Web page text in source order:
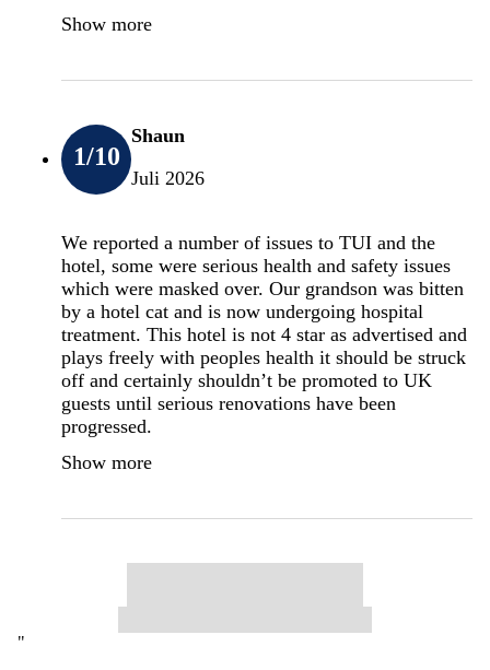
Show more
1/10
Shaun
Juli 2026
We reported a number of issues to TUI and the
hotel, some were serious health and safety issues
which were masked over. Our grandson was bitten
by a hotel cat and is now undergoing hospital
treatment. This hotel is not 4 star as advertised and
plays freely with peoples health it should be struck
off and certainly shouldn’t be promoted to UK
guests until serious renovations have been
progressed.
Show more
"